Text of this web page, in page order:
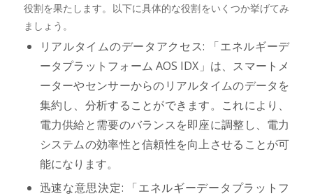
役割を果たします。以下に具体的な役割をいくつか挙げてみ
ましょう。
リアルタイムのデータアクセス: 「エネルギーデ
ータプラットフォーム AOS IDX」は、スマートメ
ーターやセンサーからのリアルタイムのデータを
集約し、分析することができます。これにより、
電力供給と需要のバランスを即座に調整し、電力
システムの効率性と信頼性を向上させることが可
能になります。
迅速な意思決定: 「エネルギーデータプラットフ